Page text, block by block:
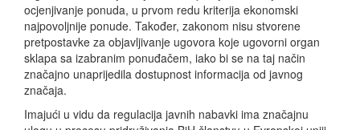
ocjenjivanje ponuda, u prvom redu kriterija ekonomski
najpovoljnije ponude. Također, zakonom nisu stvorene
pretpostavke za objavljivanje ugovora koje ugovorni organ
sklapa sa izabranim ponuđačem, iako bi se na taj način
značajno unaprijedila dostupnost informacija od javnog
značaja.
Imajući u vidu da regulacija javnih nabavki ima značajnu